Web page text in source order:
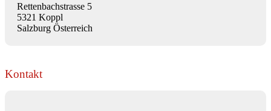
Rettenbachstrasse 5
5321 Koppl
Salzburg Österreich
Kontakt